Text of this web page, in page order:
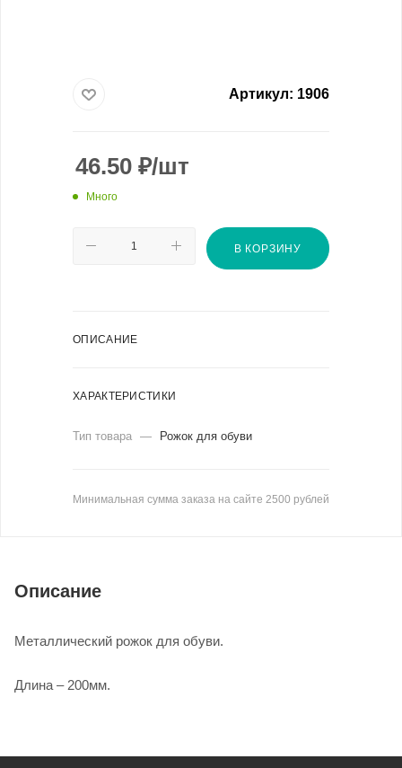
Артикул: 1906
46.50 ₽/шт
Много
В КОРЗИНУ
ОПИСАНИЕ
ХАРАКТЕРИСТИКИ
Тип товара — Рожок для обуви
Минимальная сумма заказа на сайте 2500 рублей
Описание
Металлический рожок для обуви.
Длина – 200мм.